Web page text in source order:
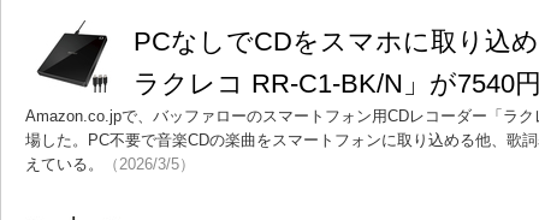
PCなしでCDをスマホに取り込
ラクレコ RR-C1-BK/N」が7540
Amazon.co.jpで、バッファローのスマートフォン用CDレコーダー「ラ
場した。PC不要で音楽CDの楽曲をスマートフォンに取り込める他、歌
えている。
（2026/3/5）